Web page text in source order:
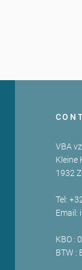
VBA
Kleine
1932
Tel:
Email:
KBO :
BTW :